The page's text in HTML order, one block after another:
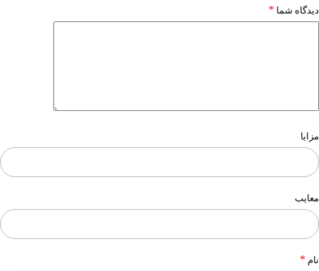
دیدگاه شما *
مزایا
معایب
نام *